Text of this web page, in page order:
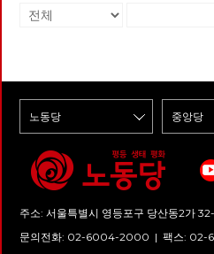
산을 하고 있다. 세계 경제의 본
일극 세계 체제에서 양극 체제로
의 전환이 조금씩 이루어져 나가
는 것이다. 자본주의 경제는 실
의 위치가 대단히 추락했다. 과
거의 패권을 되찾겠다는 식산흥
업적 발상이 미국에서 나오는데
융업은 지금 달러를 기축으로 해
럽 전통 열강과 일본 중심의 경
지난 9월 11일 기노진 감사 동지
을 주변을 맴돌며 오가는 사람들
려는 두 청년의 앞에 화려한 색
상의 옷을 입은 바이커 두 명이
나타나고, 이들이 목격자를 처리
무리들에게 전송된다. 급작스러
운 습격을 마주하게 된 주민들은
물 공급을 끊어버린 댐을 파괴하
죄자 룽가와 함께 이 침입자와
맞서게 된다. 지난 9월 2일 개봉
한 영화 <바쿠라우>는 <기생충>
서 우리들 일상을 유지해오던 노
동의 가치는 더욱 분명해졌지만,
고 아니 바이러스 때문에라도,
니다. 이 투쟁의 중심에 노동당
당원이 있습니다. 또한 있어야
합니다. 노동자와 노동당의 미래
는 결국 바로 지금 여기 현장의
투쟁 속에 있고, 투쟁을 통해 만
들어야 합니다. 해서, 미래에서
온 편지는 이번 호부터 ‘현장’이
라는 이름으로 전국의 주요 투쟁
소식을 전합니다. 첫 ‘현장’은 부
주소: 서울특별시 영등포구 당산동2가
문의전화: 02-6004-2000 | 팩스: 02-